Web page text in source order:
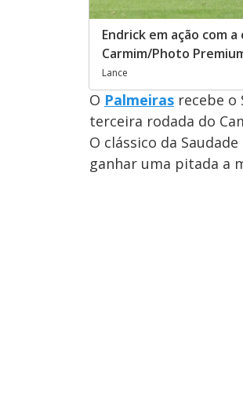
Endrick em ação com
Carmim/Photo
Lance
O Palmeiras recebe o
terceira rodada do
O clássico da
ganhar uma pitada a